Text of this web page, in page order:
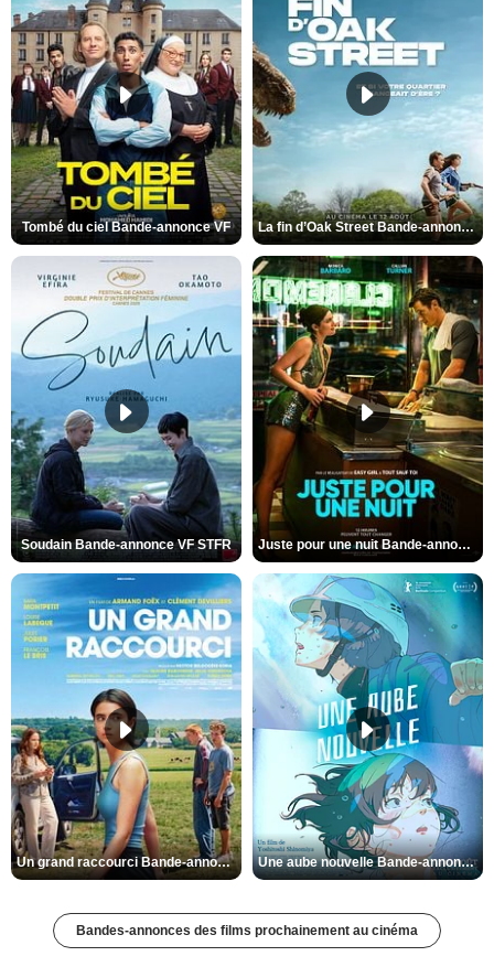
Tombé du ciel Bande-annonce VF La fin d’Oak Street Bande-annonce VO STFR
Soudain Bande-annonce VF STFR Juste pour une nuit Bande-annonce VO STFR
Un grand raccourci Bande-annonce VF Une aube nouvelle Bande-annonce VO STFR
Bandes-annonces des films prochainement au cinéma